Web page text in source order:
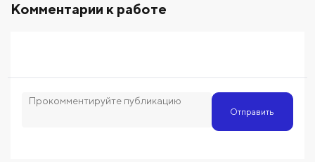
Комментарии к работе
Отправить